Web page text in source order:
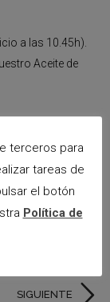
a las 10.45h).
Aceite de
de vehículo
sujeta a
SIGUIENTE
terceros para
tareas de
el botón
Política de